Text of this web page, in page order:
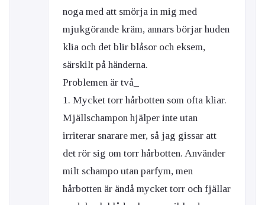
noga med att smörja in mig med
mjukgörande kräm, annars börjar huden
klia och det blir blåsor och eksem,
särskilt på händerna.
Problemen är två_
1. Mycket torr hårbotten som ofta kliar.
Mjällschampon hjälper inte utan
irriterar snarare mer, så jag gissar att
det rör sig om torr hårbotten. Använder
milt schampo utan parfym, men
hårbotten är ändå mycket torr och fjällar